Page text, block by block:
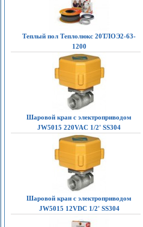
Теплый пол Теплолюкс 20ТЛОЭ2-63-
1200
Шаровой кран с электроприводом
JW5015 220VAC 1/2' SS304
Шаровой кран с электроприводом
JW5015 12VDC 1/2' SS304